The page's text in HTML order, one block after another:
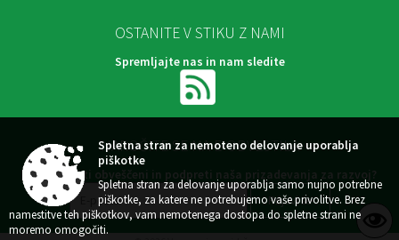
OSTANITE V STIKU Z NAMI
Spremljajte nas in nam sledite
NAROČITE SE NA E-OBVESTILA
Želite ostati obveščeni in podpreti naša prizadevanja za razvoj?
Spletna stran za nemoteno delovanje uporablja
piškotke
Spletna stran za delovanje uporablja samo nujno potrebne
piškotke, za katere ne potrebujemo vaše privolitve. Brez
namestitve teh piškotkov, vam nemotenega dostopa do spletne strani ne
moremo omogočiti.